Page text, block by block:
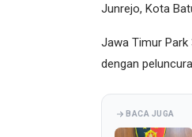
Junrejo, Kota
Jawa Timur Park
dengan
BACA JUGA